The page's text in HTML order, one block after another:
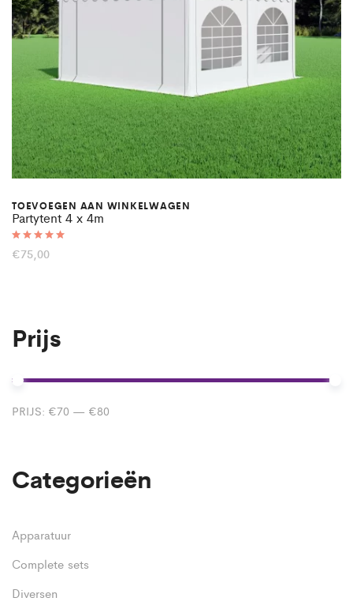
TOEVOEGEN AAN WINKELWAGEN
Partytent 4 x 4m
Gewaardeer
€75,00
Prijs
PRIJS: €70 — €80
Categorieën
Apparatuur
Complete sets
Diversen